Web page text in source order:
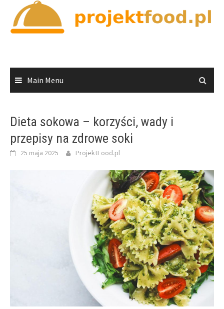
content
Main Menu
Dieta sokowa – korzyści, wady i
przepisy na zdrowe soki
25 maja 2025 ProjektFood.pl